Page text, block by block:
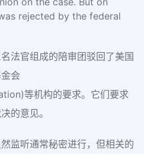
rejected by the federal
法官组成的陪审团驳回了美国
会
等机构的要求。它们要求
的意见。
监听通常秘密进行，但相关的